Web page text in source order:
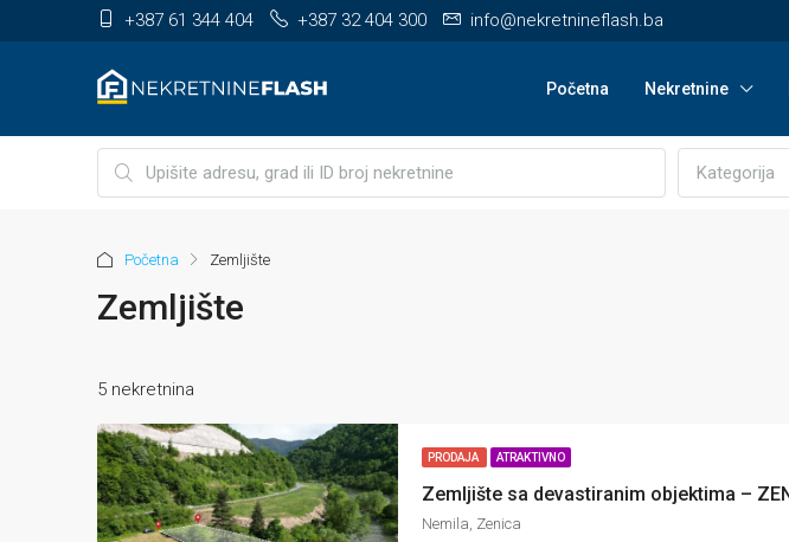
+387 61 344 404 +387 32 404 300 info@nekretnineflash.ba
Početna Nekretnine
Kategorija
Početna Zemljište
Zemljište
5 nekretnina
PRODAJA ATRAKTIVNO
Nemila, Zenica